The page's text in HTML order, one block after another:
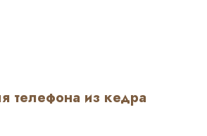
телефона из кедра